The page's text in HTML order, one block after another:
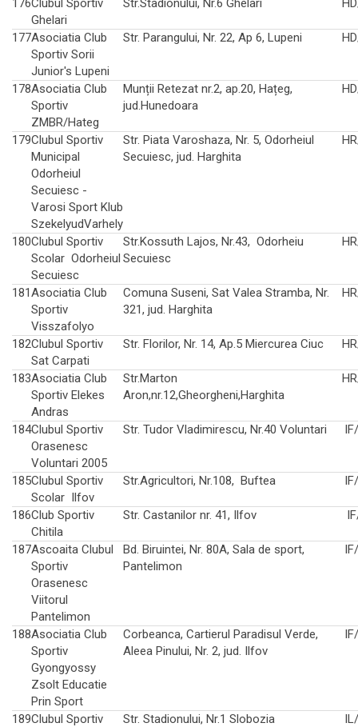
Ghelari
177Asociatia Club
Sportiv Sorii
Junior's Lupeni
Str. Parangului, Nr. 22, Ap 6, Lupeni
178Asociatia Club
Sportiv
ZMBR/Hateg
Munții Retezat nr.2, ap.20, Hațeg,
jud.Hunedoara
179Clubul Sportiv
Municipal
Odorheiul
Secuiesc -
Varosi Sport Klub
SzekelyudVarhely
Str. Piata Varoshaza, Nr. 5, Odorheiul
Secuiesc, jud. Harghita
180Clubul Sportiv
Scolar Odorheiul
Secuiesc
Str.Kossuth Lajos, Nr.43, Odorheiu
Secuiesc
181Asociatia Club
Sportiv
Visszafolyo
Comuna Suseni, Sat Valea Stramba, Nr.
321, jud. Harghita
182Clubul Sportiv
Sat Carpati
Str. Florilor, Nr. 14, Ap.5 Miercurea Ciuc
183Asociatia Club
Sportiv Elekes
Andras
Str.Marton
Aron,nr.12,Gheorgheni,Harghita
184Clubul Sportiv
Orasenesc
Voluntari 2005
Str. Tudor Vladimirescu, Nr.40 Voluntari
185Clubul Sportiv
Scolar Ilfov
Str.Agricultori, Nr.108, Buftea
186Club Sportiv
Chitila
Str. Castanilor nr. 41, Ilfov
187Ascoaita Clubul
Sportiv
Orasenesc
Viitorul
Pantelimon
Bd. Biruintei, Nr. 80A, Sala de sport,
Pantelimon
188Asociatia Club
Sportiv
Gyongyossy
Zsolt Educatie
Prin Sport
Corbeanca, Cartierul Paradisul Verde,
Aleea Pinului, Nr. 2, jud. Ilfov
189Clubul Sportiv
Str. Stadionului, Nr.1 Slobozia